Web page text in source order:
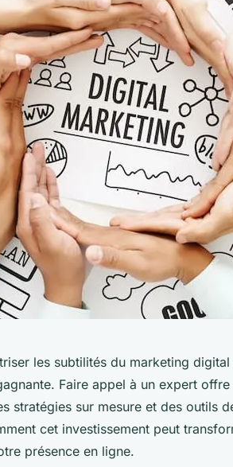
les subtilités du marketing
Faire appel à un expert
stratégies sur mesure et des outils
cet investissement peut
présence en ligne.